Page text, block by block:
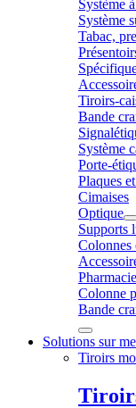
Système
Système
Tabac,
Tiroirs-
Bande
Système
Porte-
Plaques
Cimaises
Optique
Supports
Pharmacie
Colonne
Bande
Solutions sur
Tiroirs